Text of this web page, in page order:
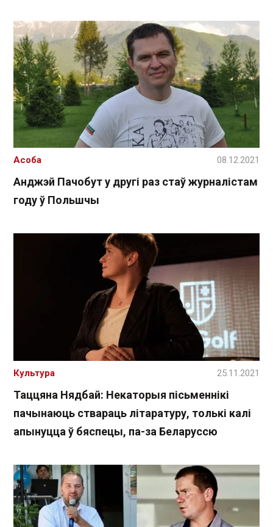
Анджэй Пачобут у другі раз стаў журналістам
году ў Польшчы
Асоба 08.12.2021
Таццяна Нядбай: Некаторыя пісьменнікі
пачынаюць ствараць літаратуру, толькі калі
апынуцца ў бяспецы, па-за Беларуссю
Культура 25.11.2021